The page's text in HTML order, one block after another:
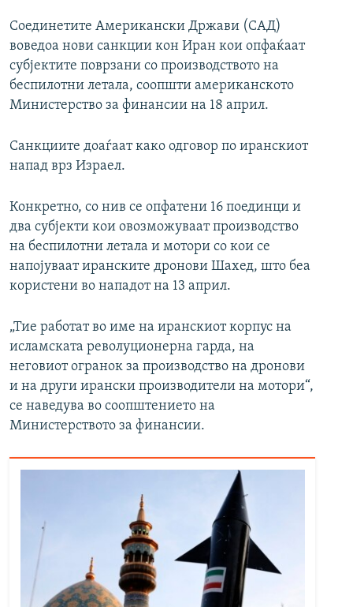
Соединетите Американски Држави (САД)
воведоа нови санкции кон Иран кои опфаќаат
субјектите поврзани со производството на
беспилотни летала, соопшти американското
Министерство за финансии на 18 април.
Санкциите доаѓаат како одговор по иранскиот
напад врз Израел.
Конкретно, со нив се опфатени 16 поединци и
два субјекти кои овозможуваат производство
на беспилотни летала и мотори со кои се
напојуваат иранските дронови Шахед, што беа
користени во нападот на 13 април.
„Тие работат во име на иранскиот корпус на
исламската револуционерна гарда, на
неговиот огранок за производство на дронови
и на други ирански производители на мотори“,
се наведува во соопштението на
Министерството за финансии.